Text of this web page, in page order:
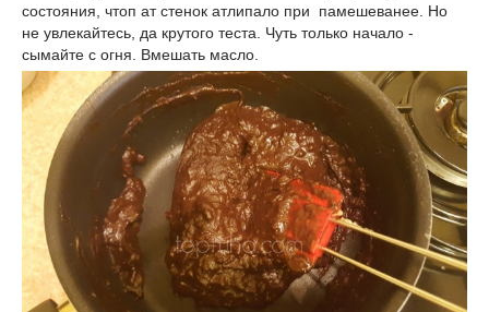
состояния, чтоп ат стенок атлипало при памешеванее. Но
не увлекайтесь, да крутого теста. Чуть только начало -
сымайте с огня. Вмешать масло.